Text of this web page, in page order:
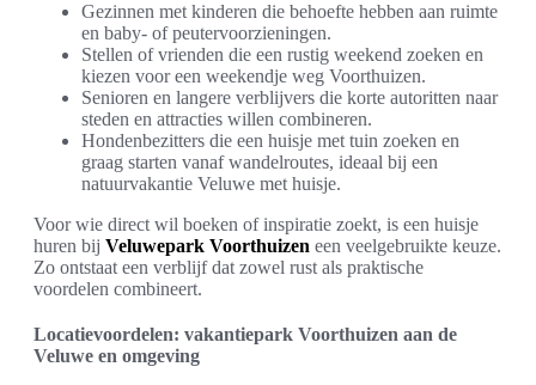
Gezinnen met kinderen die behoefte hebben aan ruimte
en baby- of peutervoorzieningen.
Stellen of vrienden die een rustig weekend zoeken en
kiezen voor een weekendje weg Voorthuizen.
Senioren en langere verblijvers die korte autoritten naar
steden en attracties willen combineren.
Hondenbezitters die een huisje met tuin zoeken en
graag starten vanaf wandelroutes, ideaal bij een
natuurvakantie Veluwe met huisje.
Voor wie direct wil boeken of inspiratie zoekt, is een huisje
huren bij Veluwepark Voorthuizen een veelgebruikte keuze.
Zo ontstaat een verblijf dat zowel rust als praktische
voordelen combineert.
Locatievoordelen: vakantiepark Voorthuizen aan de
Veluwe en omgeving